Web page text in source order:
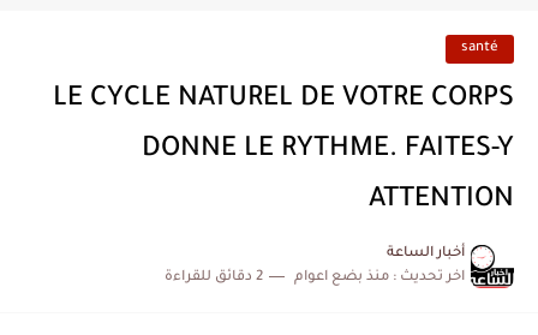
santé
LE CYCLE NATUREL DE VOTRE CORPS
DONNE LE RYTHME. FAITES-Y
ATTENTION
أخبار الساعة
اخر تحديث : منذ بضع اعوام 2 دقائق للقراءة